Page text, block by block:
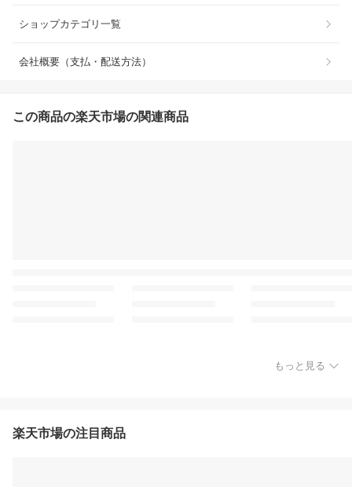
ショップカテゴリ一覧
会社概要（支払・配送方法）
この商品の楽天市場の関連商品
もっと見る
楽天市場の注目商品